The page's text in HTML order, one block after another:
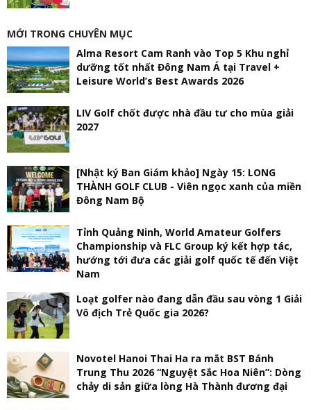
MỚI TRONG CHUYÊN MỤC
Alma Resort Cam Ranh vào Top 5 Khu nghỉ
dưỡng tốt nhất Đông Nam Á tại Travel +
Leisure World’s Best Awards 2026
LIV Golf chốt được nhà đầu tư cho mùa giải
2027
[Nhật ký Ban Giám khảo] Ngày 15: LONG
THÀNH GOLF CLUB - Viên ngọc xanh của miền
Đông Nam Bộ
Tỉnh Quảng Ninh, World Amateur Golfers
Championship và FLC Group ký kết hợp tác,
hướng tới đưa các giải golf quốc tế đến Việt
Nam
Loạt golfer nào đang dẫn đầu sau vòng 1 Giải
Vô địch Trẻ Quốc gia 2026?
Novotel Hanoi Thai Ha ra mắt BST Bánh
Trung Thu 2026 “Nguyệt Sắc Hoa Niên”: Dòng
chảy di sản giữa lòng Hà Thành đương đại